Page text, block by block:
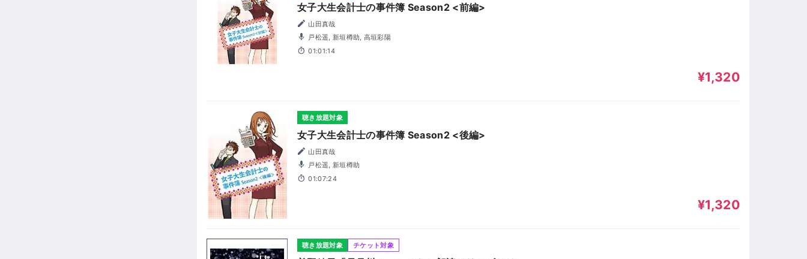
女子大生会計士の事件簿 Season2 <前編>
山田真哉
戸松遥, 新垣樽助, 高垣彩陽
01:01:14
¥1,320
聴き放題対象
女子大生会計士の事件簿 Season2 <後編>
山田真哉
戸松遥, 新垣樽助
01:07:24
¥1,320
聴き放題対象 チケット対象